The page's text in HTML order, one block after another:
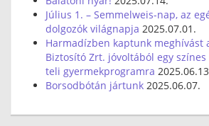
Július 1. – Semmelweis-nap, az
dolgozók világnapja 2025.07.01.
Harmadízben kaptunk meghívást
Biztosító Zrt. jóvoltából egy
teli gyermekprogramra
Borsodbótán jártunk 2025.06.07.